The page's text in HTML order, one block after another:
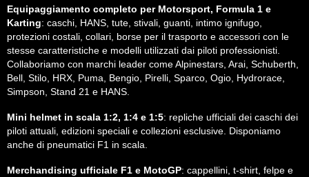
Equipaggiamento completo per Motorsport, Formula 1 e
Karting: caschi, HANS, tute, stivali, guanti, intimo ignifugo,
protezioni costali, collari, borse per il trasporto e accessori con le
stesse caratteristiche e modelli utilizzati dai piloti professionisti.
Collaboriamo con marchi leader come Alpinestars, Arai, Schuberth,
Bell, Stilo, HRX, Puma, Bengio, Pirelli, Sparco, Ogio, Hydrorace,
Simpson, Stand 21 e HANS.
Mini helmet in scala 1:2, 1:4 e 1:5: repliche ufficiali dei caschi dei
piloti attuali, edizioni speciali e collezioni esclusive. Disponiamo
anche di pneumatici F1 in scala.
Merchandising ufficiale F1 e MotoGP: cappellini, t-shirt, felpe e